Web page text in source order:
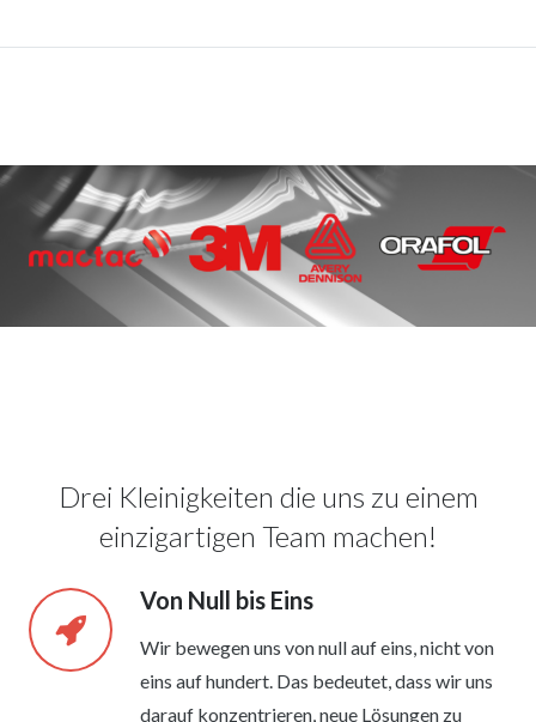
Drei Kleinigkeiten die uns zu einem
einzigartigen Team machen!
Von Null bis Eins
Wir bewegen uns von null auf eins, nicht von
eins auf hundert. Das bedeutet, dass wir uns
darauf konzentrieren, neue Lösungen zu